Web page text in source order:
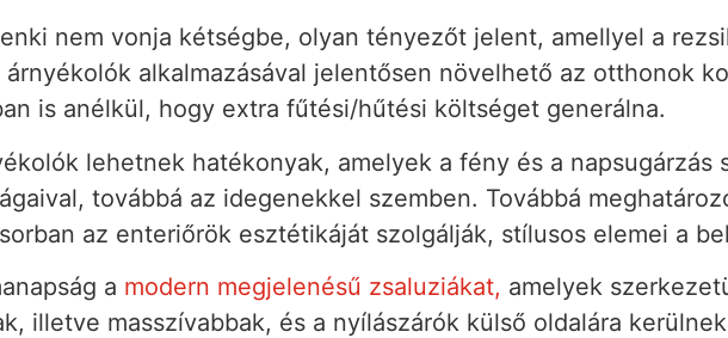
nem vonja kétségbe, olyan tényezőt jelent, amellyel a
alkalmazásával jelentősen növelhető az otthonok
is anélkül, hogy extra fűtési/hűtési költséget generálna.
lehetnek hatékonyak, amelyek a fény és a napsugárzás
továbbá az idegenekkel szemben. Továbbá
az enteriőrök esztétikáját szolgálják, stílusos elemei a
a modern megjelenésű zsaluziákat, amelyek
illetve masszívabbak, és a nyílászárók külső oldalára